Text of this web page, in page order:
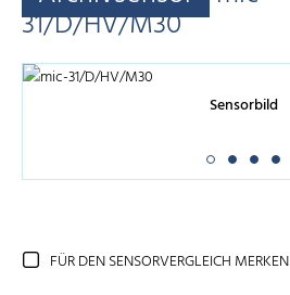
31/D/HV/M30
Sensorbild
FÜR DEN SENSORVERGLEICH MERKEN